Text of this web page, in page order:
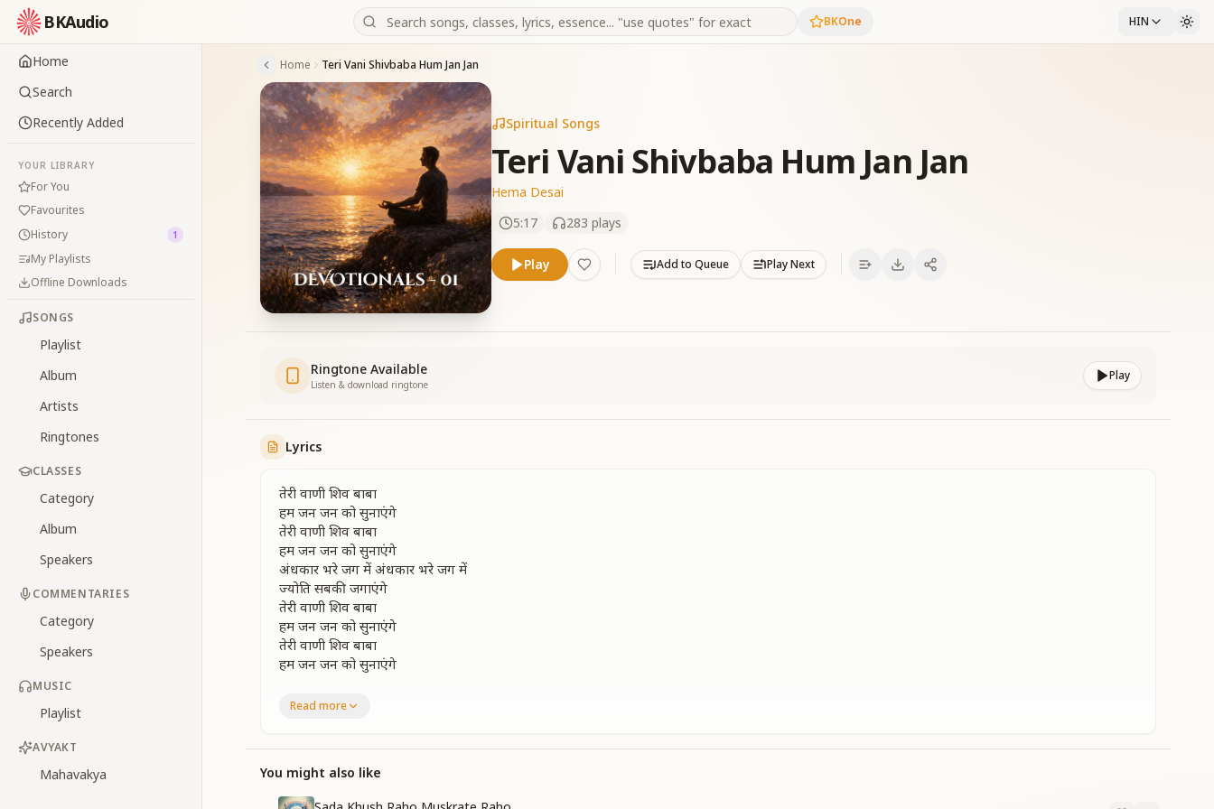
BKAudio BKOne HIN
Home
Search
Recently Added
YOUR LIBRARY
For You
Favourites
History
1
My Playlists
Offline Downloads
SONGS
Playlist
Album
Artists
Ringtones
CLASSES
Category
Album
Speakers
COMMENTARIES
Category
Speakers
MUSIC
Playlist
AVYAKT
Mahavakya
Home Teri Vani Shivbaba Hum Jan Jan
Spiritual Songs
Teri Vani Shivbaba Hum Jan Jan
Hema Desai
5:17
283 plays
Play Add to Queue Play Next
Ringtone Available
Listen & download ringtone
Play
Lyrics
तेरी वाणी शिव बाबा
हम जन जन को सुनाएंगे
तेरी वाणी शिव बाबा
हम जन जन को सुनाएंगे
अंधकार भरे जग में अंधकार भरे जग में
ज्योति सबकी जगाएंगे
तेरी वाणी शिव बाबा
हम जन जन को सुनाएंगे
तेरी वाणी शिव बाबा
हम जन जन को सुनाएंगे
मानव होगा देव समान
जग में होगी तेरी शान
ज्ञान सागर की मीठी बूंदे
Read more
You might also like